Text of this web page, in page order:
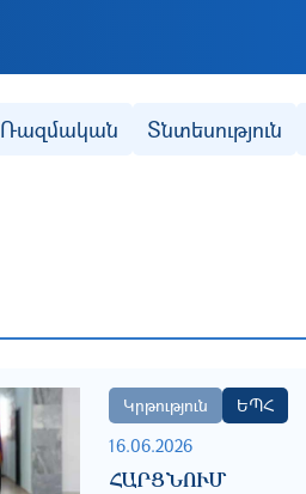
Ռազմական Տնտեսություն
Կրթություն
ԵՊՀ
16.06.2026